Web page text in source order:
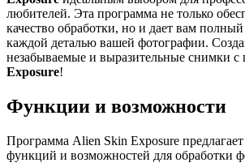
любителей. Эта программа не только
качество обработки, но и дает вам
каждой деталью вашей фотографии.
незабываемые и выразительные снимки
Exposure!
Функции и возможности
Программа Alien Skin Exposure
функций и возможностей для обработки